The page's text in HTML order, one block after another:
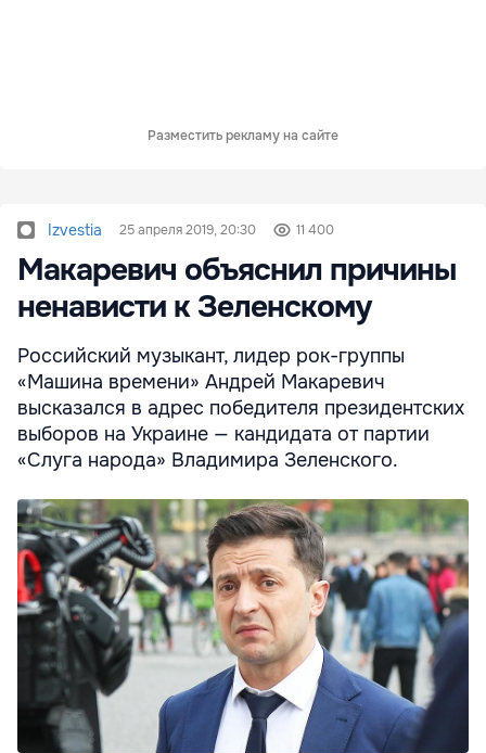
Разместить рекламу на сайте
Izvestia 25 апреля 2019, 20:30 11 400
Макаревич объяснил причины
ненависти к Зеленскому
Российский музыкант, лидер рок-группы
«Машина времени» Андрей Макаревич
высказался в адрес победителя президентских
выборов на Украине — кандидата от партии
«Слуга народа» Владимира Зеленского.